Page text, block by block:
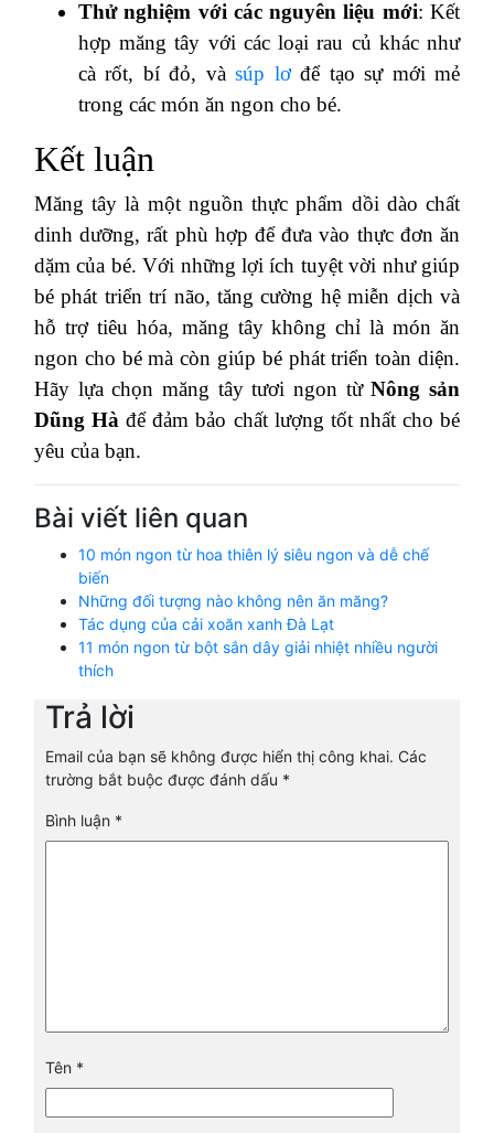
Thử nghiệm với các nguyên liệu mới: Kết
hợp măng tây với các loại rau củ khác như
cà rốt, bí đỏ, vàsúp lơđể tạo sự mới mẻ
trong các món ăn ngon cho bé.
Kết luận
Măng tây là một nguồn thực phẩm dồi dào chất
dinh dưỡng, rất phù hợp để đưa vào thực đơn ăn
dặm của bé. Với những lợi ích tuyệt vời như giúp
bé phát triển trí não, tăng cường hệ miễn dịch và
hỗ trợ tiêu hóa, măng tây không chỉ là món ăn
ngon cho bé mà còn giúp bé phát triển toàn diện.
Hãy lựa chọn măng tây tươi ngon từNông sản
Dũng Hà để đảm bảo chất lượng tốt nhất cho bé
yêu của bạn.
Bài viết liên quan
10 món ngon từ hoa thiên lý siêu ngon và dễ chế
biến
Những đối tượng nào không nên ăn măng?
Tác dụng của cải xoăn xanh Đà Lạt
11 món ngon từ bột sắn dây giải nhiệt nhiều người
thích
Trả lời
Email của bạn sẽ không được hiển thị công khai. Các
trường bắt buộc được đánh dấu *
Bình luận *
Tên *